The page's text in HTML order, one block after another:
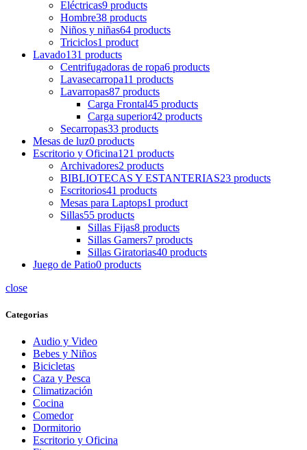
Eléctricas9 products
Hombre38 products
Niños y niñas64 products
Triciclos1 product
Lavado131 products
Centrifugadoras de ropa6 products
Lavasecarropa11 products
Lavarropas87 products
Carga Frontal45 products
Carga superior42 products
Secarropas33 products
Mesas de luz0 products
Escritorio y Oficina121 products
Archivadores2 products
BIBLIOTECAS Y ESTANTERIAS23 products
Escritorios41 products
Mesas para Laptops1 product
Sillas55 products
Sillas Fijas8 products
Sillas Gamers7 products
Sillas Giratorias40 products
Juego de Patio0 products
close
Categorias
Audio y Video
Bebes y Niños
Bicicletas
Caza y Pesca
Climatización
Cocina
Comedor
Dormitorio
Escritorio y Oficina